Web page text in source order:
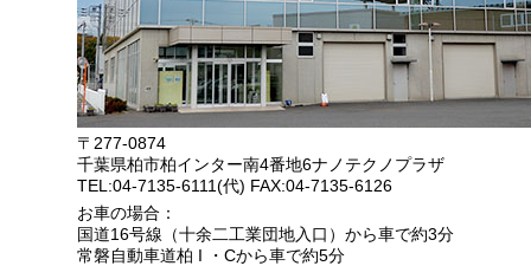
〒277-0874
千葉県柏市柏インター南4番地6ナノテクノプラザ
TEL:04-7135-6111(代) FAX:04-7135-6126
お車の場合：
国道16号線（十余二工業団地入口）から車で約3分
常磐自動車道柏 I ・Cから車で約5分